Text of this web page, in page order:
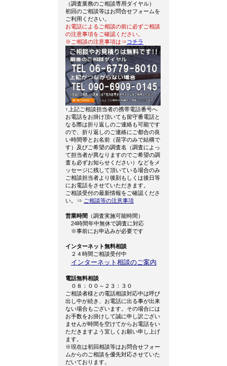
（調査業務のご相談専用ダイヤル）
初回のご相談等はお問合せフォームを
ご利用ください。
お電話によるご相談の前に必ずご相談
の注意事項をご確認ください。
※ご相談の注意事項は⇒ コチラ
↑上記ご相談担当者の携帯電話番号へ
お電話をお掛け頂いても留守番電話と
なる際は折り返しのご連絡も可能です
ので、折り返しのご連絡にご都合の良
い時間帯とお名前（苗字のみで結構で
す）及びご希望の調査名（調査によっ
て担当者が異なりますのでご希望の調
査も必ずお知らせください）などをメ
ッセージに残して頂いている場合のみ
ご相談担当者より後刻もしくは後日等
にお電話をさせていただきます。
ご相談受付の最新情報をご確認くださ
い。⇒ ご相談等の注意事項
営業時間 （調査実施可能時間）
24時間年中無休で調査に対応
※事前にお申込みが必要です
インターネット無料相談
２４時間ご相談受付中
インターネット相談のご案内
電話無料相談
０８：００～２３：３０
ご相談者様との電話相談対応中は呼び
出し中が続き、お電話に出る事が出来
ない場合もございます。その場合には
お手数をお掛けして誠に申し訳ござい
ませんが時間を空けてからお電話をい
ただきますよう宜しくお願い申し上げ
ます。
※現在は初回相談等はお問合せフォー
ムからのご相談を優先対応させていた
だいております。